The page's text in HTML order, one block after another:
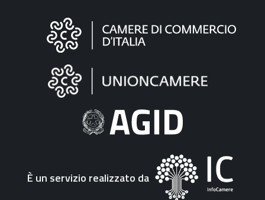
Informazioni
"Fattura
Elettronica"
È un servizio realizzato da